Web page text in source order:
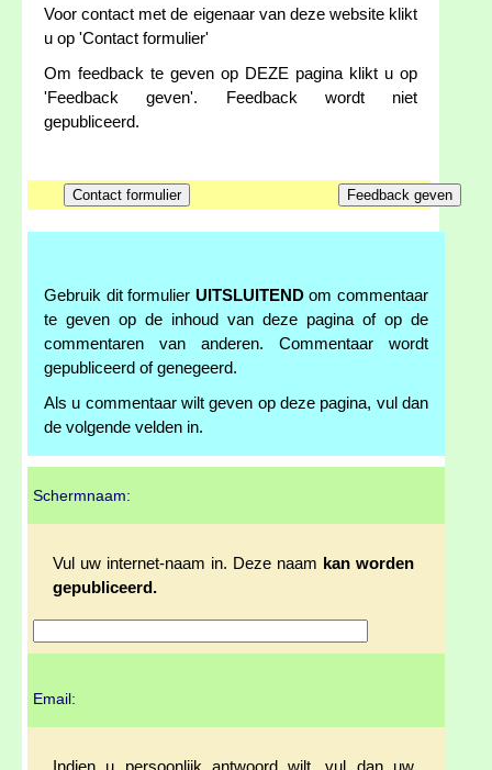
Voor contact met de eigenaar van deze website klikt
u op 'Contact formulier'
Om feedback te geven op DEZE pagina klikt u op
'Feedback geven'. Feedback wordt niet
gepubliceerd.
Gebruik dit formulier UITSLUITENDom commentaar
te geven op de inhoud van deze pagina of op de
commentaren van anderen. Commentaar wordt
gepubliceerd of genegeerd.
Als u commentaar wilt geven op deze pagina, vul dan
de volgende velden in.
Schermnaam:
Vul uw internet-naam in. Deze naam kan worden
gepubliceerd.
Email: